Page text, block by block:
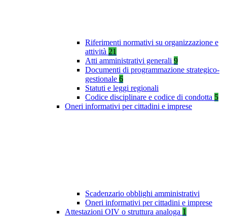
Riferimenti normativi su organizzazione e
attività 21
Atti amministrativi generali 9
Documenti di programmazione strategico-
gestionale 6
Statuti e leggi regionali
Codice disciplinare e codice di condotta 5
Oneri informativi per cittadini e imprese
Scadenzario obblighi amministrativi
Oneri informativi per cittadini e imprese
Attestazioni OIV o struttura analoga 1